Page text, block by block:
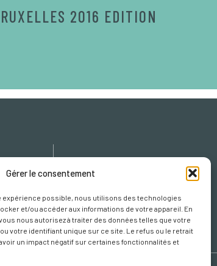
Gérer le consentement
expérience possible, nous utilisons des technologies
et/ou accéder aux informations de votre appareil. En
nous autorisez à traiter des données telles que votre
votre identifiant unique sur ce site. Le refus ou le retrait
un impact négatif sur certaines fonctionnalités et
2016 EDITION